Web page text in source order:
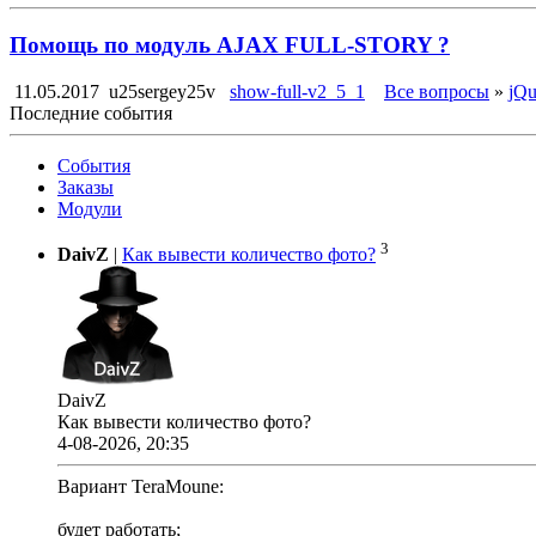
Помощь по модуль AJAX FULL-STORY ?
11.05.2017 u25sergey25v show-full-v2_5_1 Все вопросы »
Последние события
События
Заказы
Модули
DaivZ | Как вывести количество фото? 3
DaivZ
Как вывести количество фото?
4-08-2026, 20:35
Вариант TeraMoune:
будет работать;